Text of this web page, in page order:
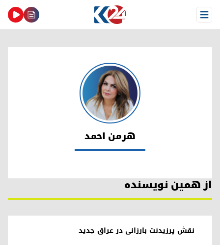
Open Menu
هرمن احمد
هرمن احمد
از همین نویسنده
نقش پرزیدنت بارزانی در عراق جدید